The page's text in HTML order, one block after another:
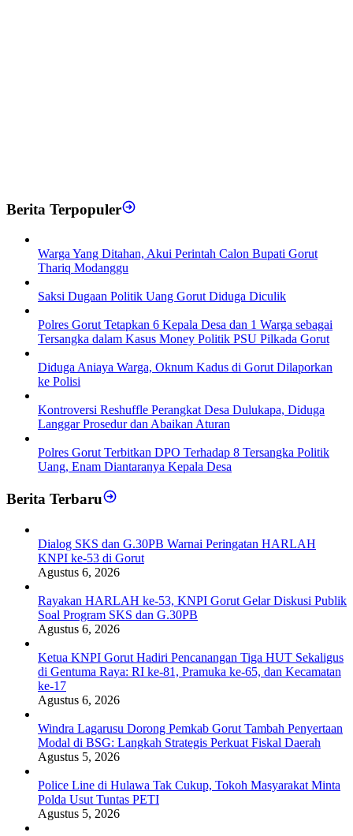
Berita Terpopuler
Warga Yang Ditahan, Akui Perintah Calon Bupati Gorut
Thariq Modanggu
Saksi Dugaan Politik Uang Gorut Diduga Diculik
Polres Gorut Tetapkan 6 Kepala Desa dan 1 Warga sebagai
Tersangka dalam Kasus Money Politik PSU Pilkada Gorut
Diduga Aniaya Warga, Oknum Kadus di Gorut Dilaporkan
ke Polisi
Kontroversi Reshuffle Perangkat Desa Dulukapa, Diduga
Langgar Prosedur dan Abaikan Aturan
Polres Gorut Terbitkan DPO Terhadap 8 Tersangka Politik
Uang, Enam Diantaranya Kepala Desa
Berita Terbaru
Dialog SKS dan G.30PB Warnai Peringatan HARLAH
KNPI ke-53 di Gorut
Agustus 6, 2026
Rayakan HARLAH ke-53, KNPI Gorut Gelar Diskusi Publik
Soal Program SKS dan G.30PB
Agustus 6, 2026
Ketua KNPI Gorut Hadiri Pencanangan Tiga HUT Sekaligus
di Gentuma Raya: RI ke-81, Pramuka ke-65, dan Kecamatan
ke-17
Agustus 6, 2026
Windra Lagarusu Dorong Pemkab Gorut Tambah Penyertaan
Modal di BSG: Langkah Strategis Perkuat Fiskal Daerah
Agustus 5, 2026
Police Line di Hulawa Tak Cukup, Tokoh Masyarakat Minta
Polda Usut Tuntas PETI
Agustus 5, 2026